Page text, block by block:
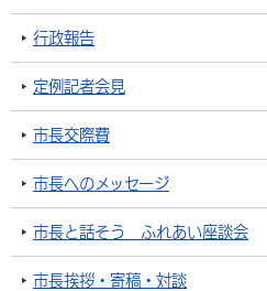
行政報告
定例記者会見
市長交際費
市長へのメッセージ
市長と話そう ふれあい座談会
市長挨拶・寄稿・対談